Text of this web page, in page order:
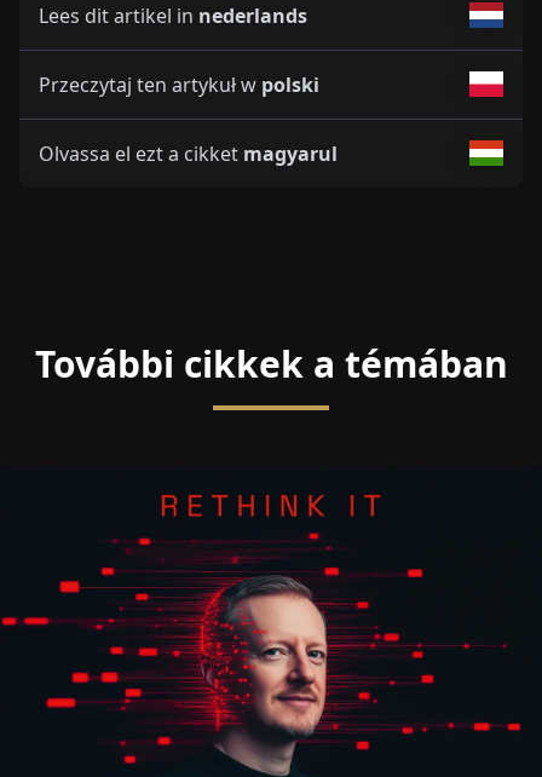
Lees dit artikel in nederlands
Przeczytaj ten artykuł w polski
Olvassa el ezt a cikket magyarul
További cikkek a témában